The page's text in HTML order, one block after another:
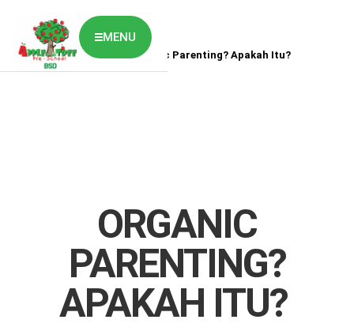
MENU
Home News Organic Parenting? Apakah Itu?
ORGANIC
PARENTING?
APAKAH ITU?